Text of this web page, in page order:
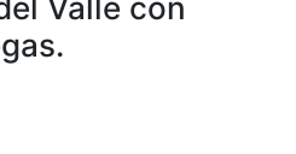
Valle con